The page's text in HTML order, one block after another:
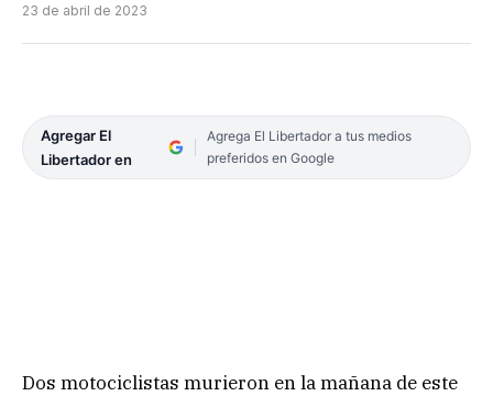
23 de abril de 2023
Agregar El
Libertador en
Agrega El Libertador a tus medios
preferidos en Google
Dos motociclistas murieron en la mañana de este